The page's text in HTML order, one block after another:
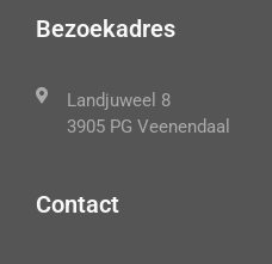
Bezoekadres
Landjuweel 8
3905 PG Veenendaal
Contact